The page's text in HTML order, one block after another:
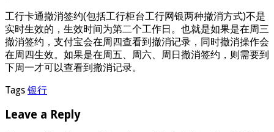
工行卡通撤消签约(包括工行柜台工行网银两种撤消方式)不是
实时生效的，生效时间为第二个工作日。也就是如果是在周三
撤消签约，支付宝会在周四查看到撤消记录，同时撤消操作会
在周四生效。如果是在周五、周六、周日撤消签约，则需要到
下周一才可以查看到撤消记录。
Tags 银行
Leave a Reply